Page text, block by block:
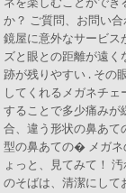
か？ ご質問、お問い
鏡屋に意外なサービス
ズと眼との距離が遠
跡が残りやすい . その
してくれるメガネチ
することで多少痛みが
合、違う形状の鼻あて
型の鼻あての� メガネ
ょっと、見てみて！
のそばは、清潔にして